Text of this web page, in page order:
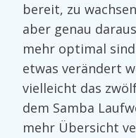
bereit, zu
aber genau
mehr optimal
etwas verändert
vielleicht das
dem Samba
mehr Übersicht